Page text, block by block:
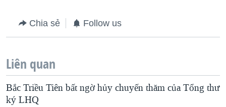
Chia sẻ Follow us
Liên quan
Bắc Triều Tiên bất ngờ hủy chuyến thăm của Tổng thư
ký LHQ